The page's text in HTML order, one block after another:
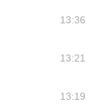
13:36
13:21
13:19